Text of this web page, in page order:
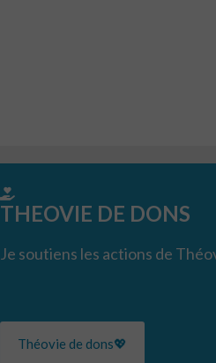
THEOVIE DE DONS
Je soutiens les actions de
Théovie de dons💖